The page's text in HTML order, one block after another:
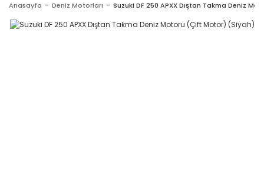
Anasayfa Deniz Motorları Suzuki DF 250 APXX Dıştan Takma Deniz